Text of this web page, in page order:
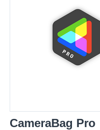
CameraBag Pro